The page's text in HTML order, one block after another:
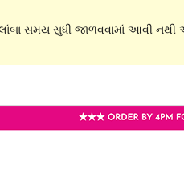
સમય સુધી જાળવવામાં આવી નથી